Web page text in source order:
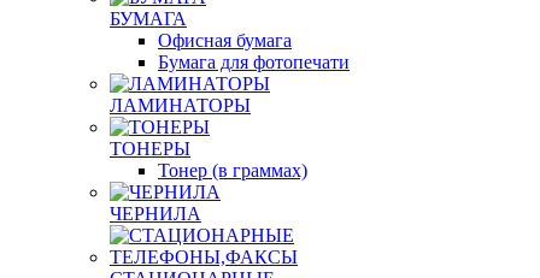
БУМАГА
Офисная бумага
Бумага для фотопечати
ЛАМИНАТОРЫ
ТОНЕРЫ
Тонер (в граммах)
ЧЕРНИЛА